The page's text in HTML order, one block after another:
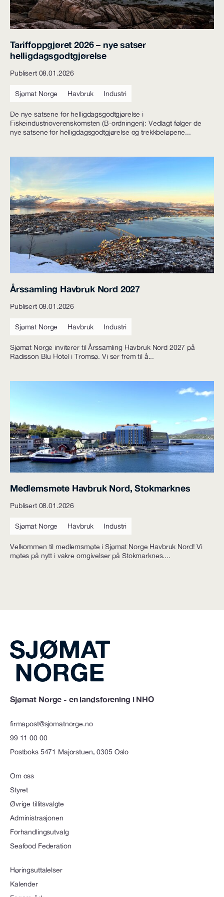
Tariffoppgjøret 2026 – nye satser
helligdagsgodtgjørelse
Publisert 08.01.2026
Sjømat Norge Havbruk Industri
De nye satsene for helligdagsgodtgjørelse i
Fiskeindustrioverenskomsten (B-ordningen): Vedlagt følger de
nye satsene for helligdagsgodtgjørelse og trekkbeløpene...
Årssamling Havbruk Nord 2027
Publisert 08.01.2026
Sjømat Norge Havbruk Industri
Sjømat Norge inviterer til Årssamling Havbruk Nord 2027 på
Radisson Blu Hotel i Tromsø. Vi ser frem til å...
Medlemsmøte Havbruk Nord, Stokmarknes
Publisert 08.01.2026
Sjømat Norge Havbruk Industri
Velkommen til medlemsmøte i Sjømat Norge Havbruk Nord! Vi
møtes på nytt i vakre omgivelser på Stokmarknes....
Sjømat Norge - en landsforening i NHO
firmapost@sjomatnorge.no
99 11 00 00
Postboks 5471 Majorstuen, 0305 Oslo
Om oss
Styret
Øvrige tillitsvalgte
Administrasjonen
Forhandlingsutvalg
Seafood Federation
Høringsuttalelser
Kalender